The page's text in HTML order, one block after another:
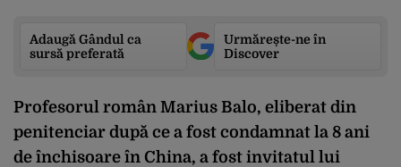
Adaugă Gândul ca
sursă preferată
Urmărește-ne în
Discover
Profesorul român Marius Balo, eliberat din
penitenciar după ce a fost condamnat la 8 ani
de închisoare în China, a fost invitatul lui